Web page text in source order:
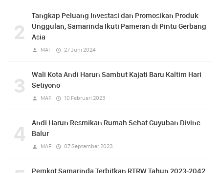
2
Tangkap Peluang Investasi dan Promosikan Produk
Unggulan, Samarinda Ikuti Pameran di Pintu Gerbang
Asia
MAF 27 Juni 2024
3
Wali Kota Andi Harun Sambut Kajati Baru Kaltim Hari
Setiyono
MAF 10 Februari 2023
4
Andi Harun Resmikan Rumah Sehat Guyuban Divine
Balur
MAF 07 September 2023